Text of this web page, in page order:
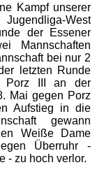
Kampf unserer
West
der Essener
Mannschaften
bei nur 2
letzten Runde
Porz III an der
Mai gegen Porz
Aufstieg in die
gewann
Weiße Dame
Überruhr -
- zu hoch verlor.